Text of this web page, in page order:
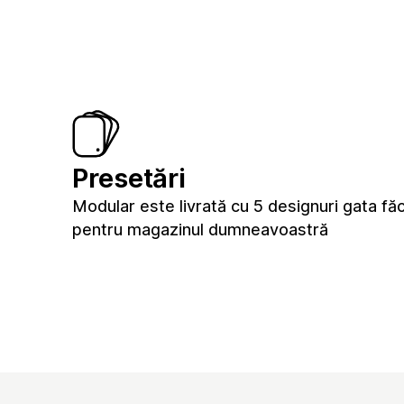
Presetări
Modular este livrată cu 5 designuri gata
pentru magazinul dumneavoastră